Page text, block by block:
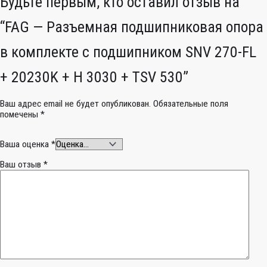
“FAG — Разъемная подшипниковая опора
в комплекте с подшипником SNV 270-FL
+ 20230K + H 3030 + TSV 530”
Ваш адрес email не будет опубликован. Обязательные поля
помечены *
Ваша оценка *
Ваш отзыв *